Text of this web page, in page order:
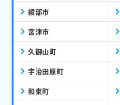
綾部市
宮津市
久御山町
宇治田原町
和束町